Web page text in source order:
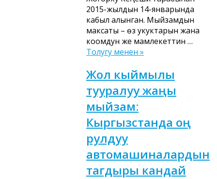
2015-жылдын 14-январында
кабыл алынган. Мыйзамдын
максаты – өз укуктарын жана
коомдун же мамлекеттин …
Толугу менен »
Жол кыймылы
тууралуу жаңы
мыйзам:
Кыргызстанда оң
рулдуу
автомашиналардын
тагдыры кандай